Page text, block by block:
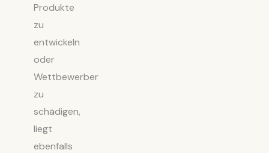
Produkte
zu
entwickeln
oder
Wettbewerber
zu
schädigen,
liegt
ebenfalls